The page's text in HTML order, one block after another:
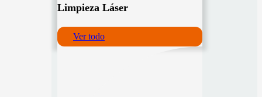
Limpieza Láser
Ver todo